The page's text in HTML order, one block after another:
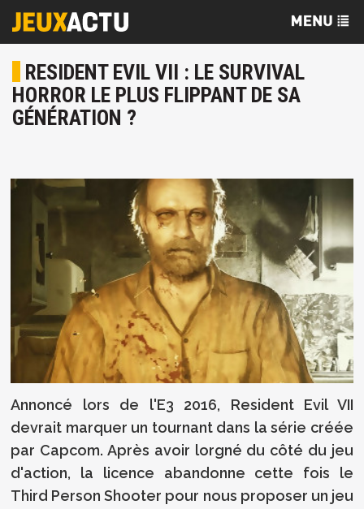
RESIDENT EVIL VII : LE SURVIVAL
HORROR LE PLUS FLIPPANT DE SA
GÉNÉRATION ?
Annoncé lors de l'E3 2016, Resident Evil VII
devrait marquer un tournant dans la série créée
par Capcom. Après avoir lorgné du côté du jeu
d'action, la licence abandonne cette fois le
Third Person Shooter pour nous proposer un jeu